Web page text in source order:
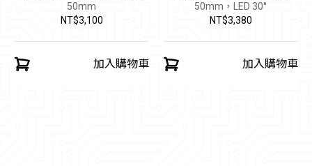
50mm
NT$3,100
加入購物車
50mm，LED 30°
NT$3,380
加入購物車